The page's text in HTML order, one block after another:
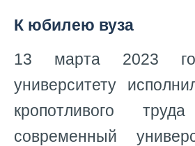
К юбилею вуза
13 марта 2023
университету
кропотливого
современный